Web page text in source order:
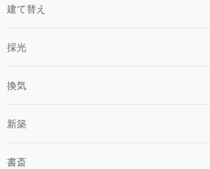
建て替え
採光
換気
新築
書斎